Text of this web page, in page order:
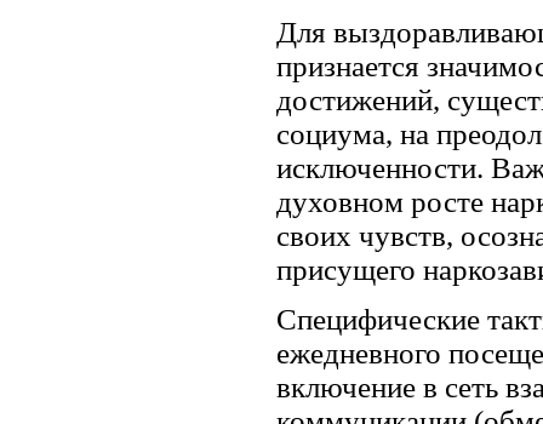
Для
признается
достижений,
социума, на
исключенности.
духовном росте
своих чувств,
присущего
Специфические
ежедневного
включение в сеть